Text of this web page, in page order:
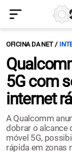
OFICINA DA NET
5G com
internet
A Qualcomm
dobrar o alcance
móvel 5G,
rápida em zonas